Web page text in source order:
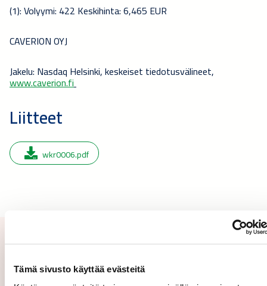
Tämä sivusto käyttää evästeitä
(1): Volyymi: 422 Keskihinta: 6,465 EUR
CAVERION OYJ
Jakelu: Nasdaq Helsinki, keskeiset tiedotusvälineet,
www.caverion.fi
Liitteet
wkr0006.pdf
Lisätietoja ja tiedotteiden